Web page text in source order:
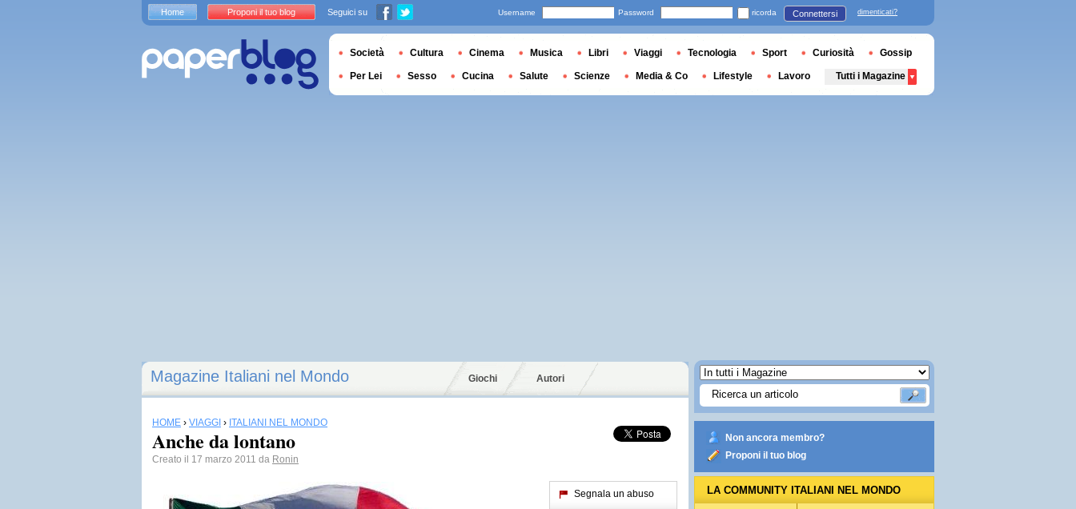
Magazine Italiani nel Mondo Giochi Autori
HOME › VIAGGI › ITALIANI NEL MONDO
Anche da lontano
Creato il 17 marzo 2011 da Ronin
Segnala un abuso
Non ancora membro?
Proponi il tuo blog
LA COMMUNITY ITALIANI NEL MONDO
Home Proponi il tuo blog Seguici su Username Password ricorda Connettersi dimenticati?
Società Cultura Cinema Musica Libri Viaggi Tecnologia Sport Curiosità Gossip
Per Lei Sesso Cucina Salute Scienze Media & Co Lifestyle Lavoro Tutti i Magazine